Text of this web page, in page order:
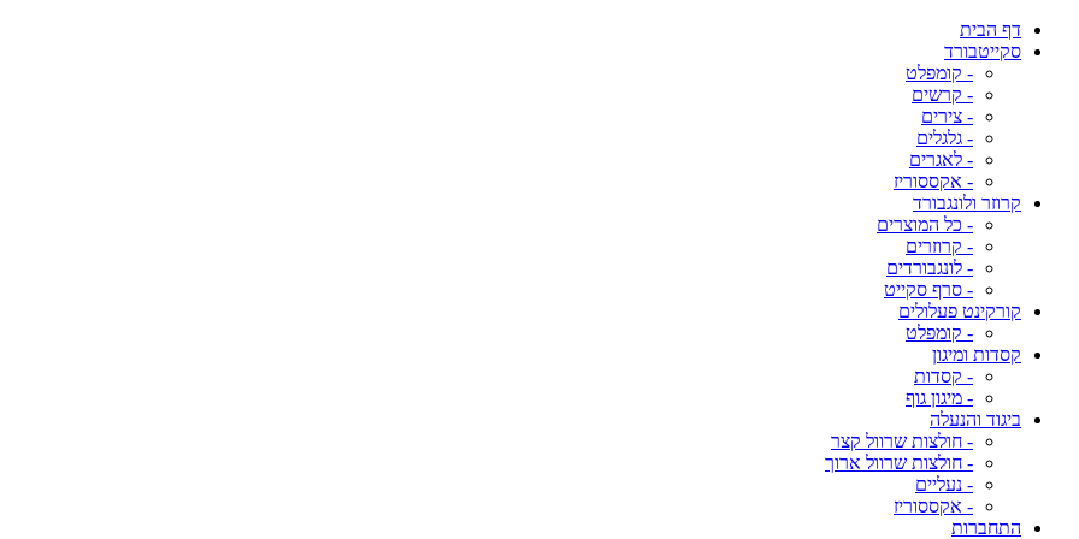
דף הבית
סקייטבורד
- קומפלט
- קרשים
- צירים
- גלגלים
- לאגרים
- אקססוריז
קרוזר ולונגבורד
- כל המוצרים
- קרוזרים
- לונגבורדים
- סרף סקייט
קורקינט פעלולים
- קומפלט
קסדות ומיגון
- קסדות
- מיגון גוף
ביגוד והנעלה
- חולצות שרוול קצר
- חולצות שרוול ארוך
- נעליים
- אקססוריז
התחברות